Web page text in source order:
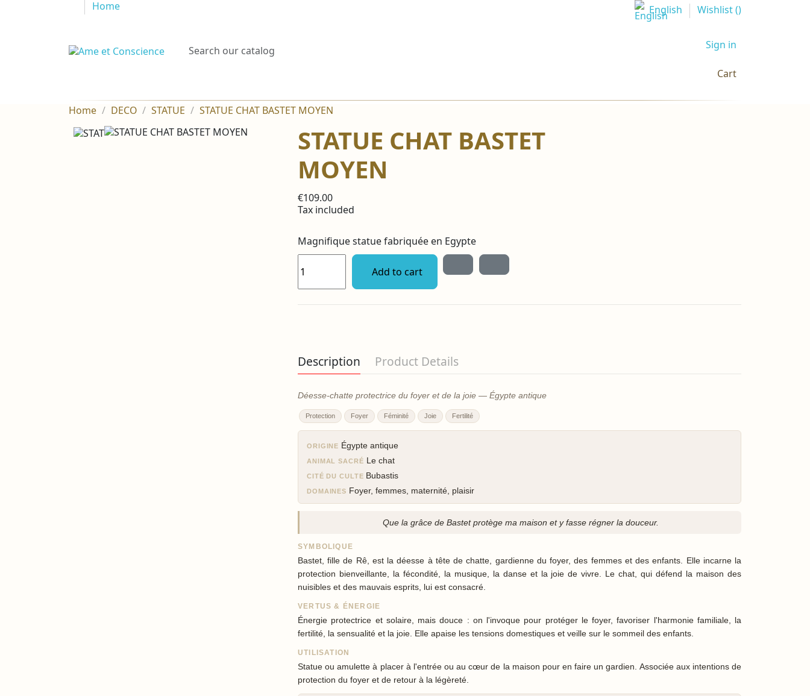
Home English Wishlist ()
Sign in
Cart
Home DECO STATUE STATUE CHAT BASTET MOYEN
STATUE CHAT BASTET
MOYEN
€109.00
Tax included
Magnifique statue fabriquée en Egypte
Add to cart
Description Product Details
Déesse-chatte protectrice du foyer et de la joie — Égypte antique
Protection Foyer Féminité Joie Fertilité
ORIGINE Égypte antique
ANIMAL SACRÉ Le chat
CITÉ DU CULTE Bubastis
DOMAINES Foyer, femmes, maternité, plaisir
Que la grâce de Bastet protège ma maison et y fasse régner la douceur.
SYMBOLIQUE
Bastet, fille de Rê, est la déesse à tête de chatte, gardienne du foyer, des femmes et des enfants. Elle incarne la
protection bienveillante, la fécondité, la musique, la danse et la joie de vivre. Le chat, qui défend la maison des
nuisibles et des mauvais esprits, lui est consacré.
VERTUS & ÉNERGIE
Énergie protectrice et solaire, mais douce : on l'invoque pour protéger le foyer, favoriser l'harmonie familiale, la
fertilité, la sensualité et la joie. Elle apaise les tensions domestiques et veille sur le sommeil des enfants.
UTILISATION
Statue ou amulette à placer à l'entrée ou au cœur de la maison pour en faire un gardien. Associée aux intentions de
protection du foyer et de retour à la légèreté.